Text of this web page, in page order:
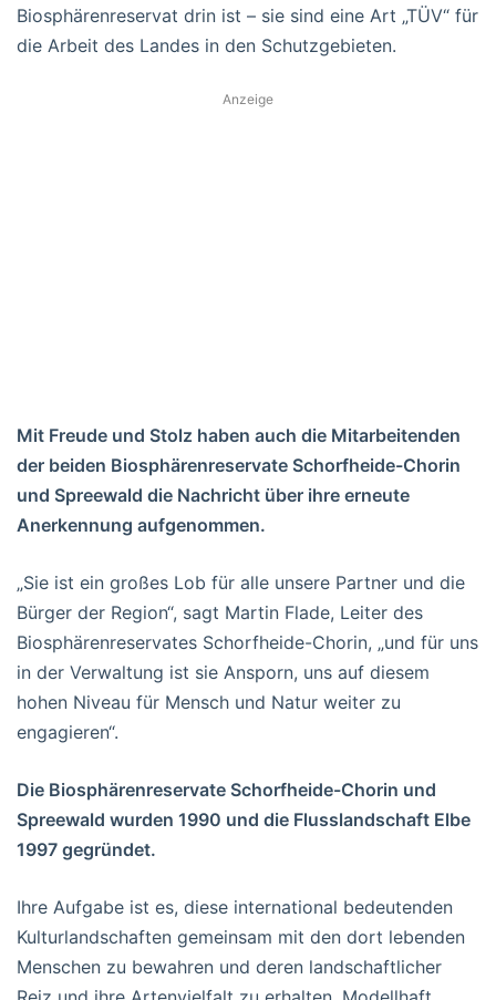
Biosphärenreservat drin ist – sie sind eine Art „TÜV“ für
die Arbeit des Landes in den Schutzgebieten.
Anzeige
Mit Freude und Stolz haben auch die Mitarbeitenden
der beiden Biosphärenreservate Schorfheide-Chorin
und Spreewald die Nachricht über ihre erneute
Anerkennung aufgenommen.
„Sie ist ein großes Lob für alle unsere Partner und die
Bürger der Region“, sagt Martin Flade, Leiter des
Biosphärenreservates Schorfheide-Chorin, „und für uns
in der Verwaltung ist sie Ansporn, uns auf diesem
hohen Niveau für Mensch und Natur weiter zu
engagieren“.
Die Biosphärenreservate Schorfheide-Chorin und
Spreewald wurden 1990 und die Flusslandschaft Elbe
1997 gegründet.
Ihre Aufgabe ist es, diese international bedeutenden
Kulturlandschaften gemeinsam mit den dort lebenden
Menschen zu bewahren und deren landschaftlicher